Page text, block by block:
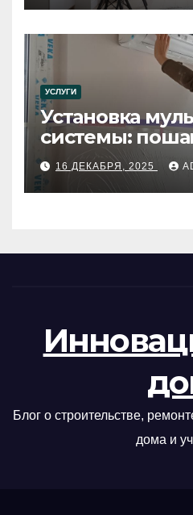
УСЛУГИ
Установка
системы:
руководство
16 ДЕКАБРЯ, 2025
Блог о строительстве,
дома и